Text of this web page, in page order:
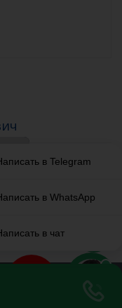
база адвокатов РФ,